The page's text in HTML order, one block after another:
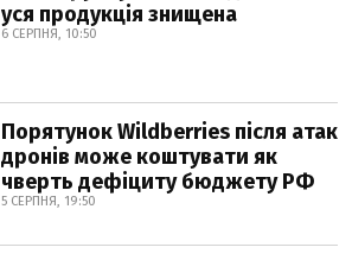
уся продукція знищена
6 СЕРПНЯ, 10:50
Порятунок Wildberries після атак
дронів може коштувати як
чверть дефіциту бюджету РФ
5 СЕРПНЯ, 19:50